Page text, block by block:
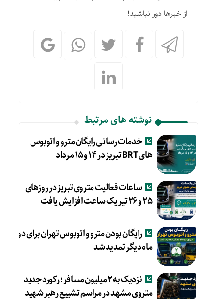
از خبرها دور نباشید!
نوشته های مرتبط
خدمات رسانی رایگان مترو و اتوبوس
های BRT تبریز در ۱۴ و ۱۵ مرداد
ساعات فعالیت متروی تبریز در روزهای
۲۵ و ۲۶ تیر یک ساعت افزایش یافت
رایگان بودن مترو و اتوبوس تهران برای دو
ماه دیگر تمدید شد
نزدیک به ۲ میلیون مسافر؛ رکورد جدید
متروی مشهد در مراسم تشییع رهبر شهید